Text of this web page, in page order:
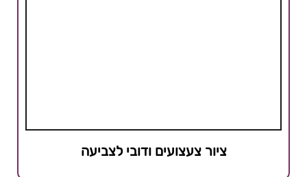
ציור צעצועים ודובי לצביעה